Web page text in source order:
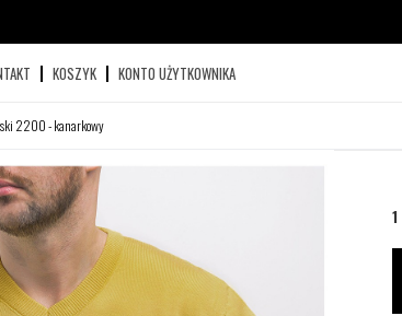
KOSZYK KONTO UŻYTKOWNIKA
2200 - kanarkowy
1